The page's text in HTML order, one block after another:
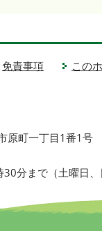
免責事項 この
原町一丁目1番1号
分まで（土曜日、